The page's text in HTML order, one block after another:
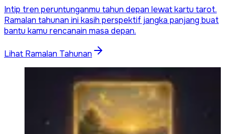
Intip tren peruntunganmu tahun depan lewat kartu tarot.
Ramalan tahunan ini kasih perspektif jangka panjang buat
bantu kamu rencanain masa depan.
Lihat Ramalan Tahunan